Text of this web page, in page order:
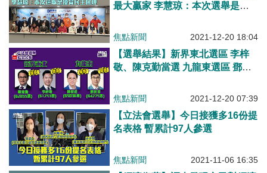
最大贏家 李慧琼：本次選舉是優
焦點新聞 2021-12-20 18:04
【選舉結果】新界東北選區 李梓
敬、陳克勤當選 九龍東選區 鄧家
焦點新聞 2021-12-20 07:39
【立法會選舉】今日接獲多16份提
名表格 暫累計97人參選
焦點新聞 2021-11-06 16:35